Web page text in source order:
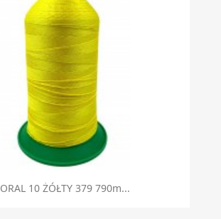
10 ŻÓŁTY 379 790m...